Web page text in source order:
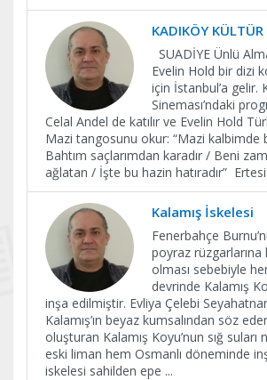
KADIKÖY
SUADİYE Ünlü
Evelin Hold bir dizi
için İstanbul’a gelir.
Sineması’ndaki
Celal Andel de katılır ve Evelin Hold
Mazi tangosunu okur: “Mazi kalbimde
Bahtım saçlarımdan karadır / Beni
ağlatan / İşte bu hazin hatıradır”
Kalamış İskelesi
Fenerbahçe
poyraz rüzgarlarına
olması sebebiyle
devrinde Kalamış
inşa edilmiştir. Evliya Çelebi
Kalamış’ın beyaz kumsalından söz
oluşturan Kalamış Koyu’nun sığ suları
eski liman hem Osmanlı döneminde
iskelesi sahilden epe ...